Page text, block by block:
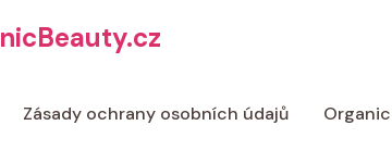
Zásady ochrany osobních údajů